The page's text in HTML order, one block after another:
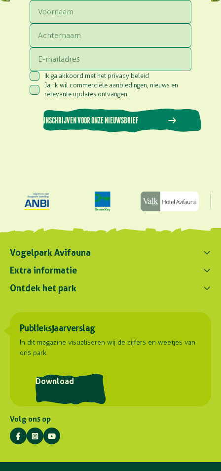
Consent (Vereist)
Ik ga akkoord met het privacy beleid
Consent(Vereist)
Ja, ik wil commerciële aanbiedingen, nieuws en
relevante updates ontvangen.
INSCHRIJVEN VOOR ONZE NIEUWSBRIEF
Vogelpark Avifauna
Contact ons
0172 - 256 256
contact@avifauna.nl
Parkadres
Hoorn 59
2404 HG Alphen aan den Rijn
Routebeschrijving
Postadres
Stuyvesantlaan 23
2404 XN Alphen aan den Rijn
Extra informatie
Parkregelement
Duurzaamheid
Samenwerkingen
Contact
Ontdek het park
Onze dieren
Plattegrond
Publieksjaarverslag
In dit magazine visualiseren wij de cijfers en weetjes van
ons park.
Download
Volg ons op